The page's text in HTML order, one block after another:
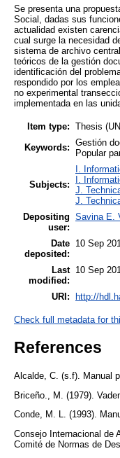
Se presenta una
Social, dadas sus
actualidad existen
cual surge la necesidad
sistema de archivo
teóricos de la gestión
identificación del
respondido por los
no experimental
implementada en las
Item type: Thesis
Keywords: Gestión
Popular
Subjects:
I.
I.
J.
J.
Depositing
user:
Savina E.
Date
deposited:
10 Sep
Last
modified:
10 Sep
URI: http://
Check full metadata for
References
Alcalde, C. (s.f). Manual
Briceño., M. (1979).
Conde, M. L. (1993).
Consejo Internacional de
Comité de Normas de